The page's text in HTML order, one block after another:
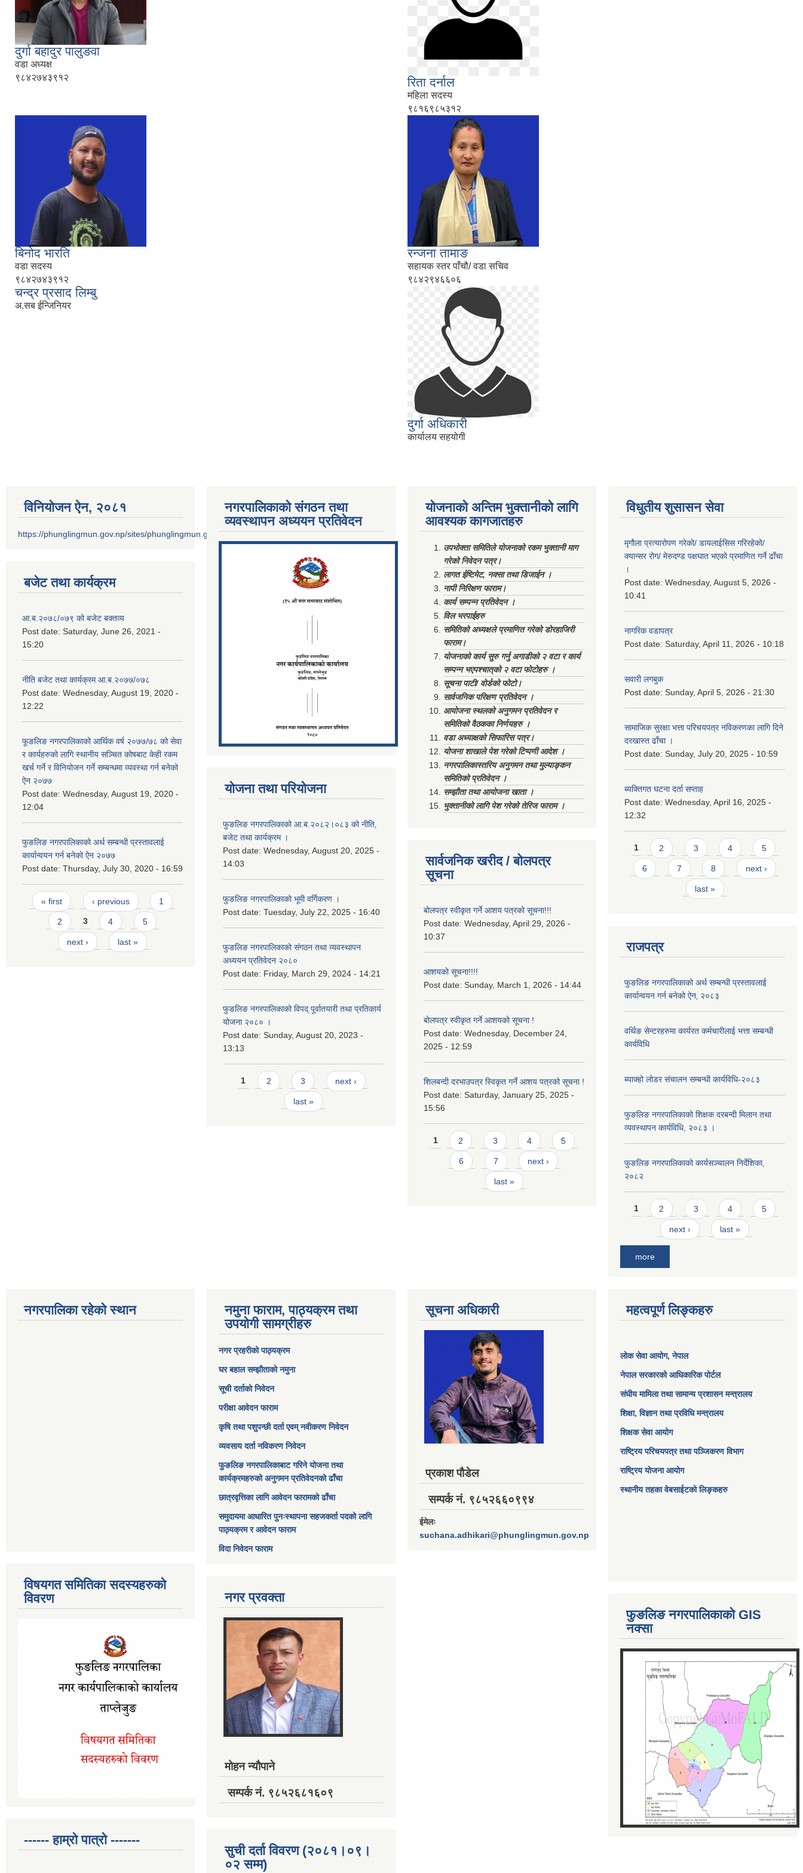
दुर्गा बहादुर पालुङवा
वडा अध्यक्ष
९८४२७४३९१२
रिता दर्नाल
महिला सदस्य
९८१६९८५३१२
बिनोद भारति
वडा सदस्य
९८४२७४३९१२
रन्जना तामाङ
सहायक स्तर पाँचौ/ वडा सचिव
९८४२९४६६०६
चन्द्र प्रसाद लिम्बु
अ.सब ईन्जिनियर
दुर्गा अधिकारी
कार्यालय सहयोगी
विनियोजन ऐन‚ २०८१
https://phunglingmun.gov.np/sites/phunglingmun.gov.np/files/documents/Al...
बजेट तथा कार्यक्रम
आ.ब.२०७८/०७९ को बजेट बक्तव्य
Post date: Saturday, June 26, 2021 -
15:20
नीति बजेट तथा कार्यक्रम आ.ब.२०७७/०७८
Post date: Wednesday, August 19, 2020 -
12:22
फूङलिङ नगरपालिकाको आर्थिक वर्ष २०७७/७८ को सेवा
र कार्यहरुको लागि स्थानीय सञ्चित कोषबाट केही रकम
खर्च गर्ने र विनियोजन गर्ने सम्बन्धमा व्यवस्था गर्न बनेको
ऐन २०७७
Post date: Wednesday, August 19, 2020 -
12:04
फुङलिङ नगरपालिकाको अर्थ सम्बन्धी प्रस्तावलाई
कार्यान्वयन गर्न बनेको ऐन २०७७
Post date: Thursday, July 30, 2020 - 16:59
Pages
« first ‹ previous 1
2 3 4 5
next › last »
नगरपालिकाको संगठन तथा
व्यवस्थापन अध्ययन प्रतिवेदन
योजना तथा परियोजना
फुङलिङ नगरपालिकाको आ.ब.२०८२।०८३ को नीति‚
बजेट तथा कार्यक्रम ।
Post date: Wednesday, August 20, 2025 -
14:03
फुङलिङ नगरपालिकाको भूमी वर्गिकरण ।
Post date: Tuesday, July 22, 2025 - 16:40
फुङलिङ नगरपालिकाको संगठन तथा व्यवस्थापन
अध्ययन प्रतिवेदन २०८०
Post date: Friday, March 29, 2024 - 14:21
फुङलिङ नगरपालिकाको विपद् पूर्वातयारी तथा प्रतिकार्य
योजना २०८० ।
Post date: Sunday, August 20, 2023 -
13:13
Pages
1 2 3 next ›
last »
योजनाको अन्तिम भुक्तानीको लागि
आवश्यक कागजातहरु
उपभोक्ता समितिले योजनाको रकम भुक्तानी माग
गरेको निवेदन पत्र।
लागत ईष्टिमेट, नक्सा तथा डिजाईन ।
नापी निरिक्षण फाराम।
कार्य सम्पन्न प्रतिवेदन ।
विल भरपाईहरु
समितिको अध्यक्षले प्रमाणित गरेको डोरहाजिरी
फाराम।
योजनाको कार्य सुरु गर्नु अगाडीको २ वटा र कार्य
सम्पन्न भएपश्चात्‌को २ वटा फोटोहरु ।
सूचना पाटी/ वोर्डको फोटो।
सार्वजनिक परिक्षण प्रतिवेदन ।
आयोजना स्थलको अनुगमन प्रतिवेदन र
समितिको वैठकका निर्णयहरु ।
वडा अध्याक्षको सिफारिस पत्र।
योजना शाखाले पेश गरेको टिप्पणी आदेश ।
नगरपालिकास्तरिय अनुगमन तथा मुल्याङ्कन
समितिको प्रतिवेदन ।
सम्झौता तथा आयोजना खाता ।
भुक्तानीको लागि पेश गरेको तेरिज फाराम ।
सार्वजनिक खरीद / बोलपत्र
सूचना
बोलपत्र स्वीकृत गर्ने आशय पत्रको सूचना!!!
Post date: Wednesday, April 29, 2026 -
10:37
आशयको सूचना!!!!
Post date: Sunday, March 1, 2026 - 14:44
बोलपत्र स्वीकृत गर्ने आशयको सूचना !
Post date: Wednesday, December 24,
2025 - 12:59
शिलबन्दी दरभाउपत्र स्विकृत गर्ने आशय पत्रको सूचना !
Post date: Saturday, January 25, 2025 -
15:56
Pages
1 2 3 4 5
6 7 next ›
last »
विधुतीय शुसासन सेवा
मृगौला प्रत्यारोपण गरेको/ डायलाईसिस गरिरहेको/
क्यान्सर रोग/ मेरुदण्ड पक्षघात भएको प्रमाणित गर्ने ढाँचा
।
Post date: Wednesday, August 5, 2026 -
10:41
नागरिक वडापत्र
Post date: Saturday, April 11, 2026 - 10:18
सवारी लगबुक
Post date: Sunday, April 5, 2026 - 21:30
सामाजिक सुरक्षा भत्ता परिचयपत्र नविकरणका लागि दिने
दरखास्त ढाँचा ।
Post date: Sunday, July 20, 2025 - 10:59
ब्यक्तिगत घटना दर्ता सप्ताह
Post date: Wednesday, April 16, 2025 -
12:32
Pages
1 2 3 4 5
6 7 8 next ›
last »
राजपत्र
फुङलिङ नगरपालिकाको अर्थ सम्बन्धी प्रस्तावलाई
कार्यान्वयन गर्न बनेको ऐन‚ २०८३
वर्थिङ सेन्टरहरुमा कार्यरत कर्मचारीलाई भत्ता सम्बन्धी
कार्यविधि
ब्याक्हो लोडर संचालन सम्बन्धी कार्यविधि-२०८३
फुङलिङ नगरपालिकाको शिक्षक दरबन्दी मिलान तथा
व्यवस्थापन कार्यविधि, २०८३ ।
फुङलिङ नगरपालिकाको कार्यसञ्चालन निर्देशिका‚
२०८२
Pages
1 2 3 4 5
next › last »
more
नगरपालिका रहेको स्थान
विषयगत समितिका सदस्यहरुको
विवरण
------ हाम्रो पात्रो -------
नमुना फाराम, पाठ्यक्रम तथा
उपयोगी सामग्रीहरु
नगर प्रहरीको पाठ्यक्रम
घर बहाल सम्झौताको नमुना
सूची दर्ताको निवेदन
परीक्षा आवेदन फाराम
कृषि तथा पशुपन्छी दर्ता एवम् नवीकरण निवेदन
व्यवसाय दर्ता नविकरण निवेदन
फुङलिङ नगरपालिकाबाट गरिने योजना तथा
कार्यक्रमहरुको अनुगमन प्रतिवेदनको ढाँचा
छात्रवृत्तिका लागि आवेदन फारामको ढाँचा
समुदायमा आधारित पुनःस्थापना सहजकर्ता पदको लागि
पाठ्यक्रम र आवेदन फाराम
विदा निवेदन फाराम
नगर प्रवक्ता
मोहन न्यौपाने
सम्पर्क नं. ९८५२६८१६०९
सुची दर्ता विवरण (२०८१।०९।
०२ सम्म)
सूचना अधिकारी
प्रकाश पौडेल
सम्पर्क नं. ९८५२६६०९९४
ईमेलः
suchana.adhikari@phunglingmun.gov.np
महत्वपूर्ण लिङ्कहरु
लोक सेवा आयोग, नेपाल
नेपाल सरकारको आधिकारिक पोर्टल
संघीय मामिला तथा सामान्य प्रशासन मन्त्रालय
शिक्षा, विज्ञान तथा प्रविधि मन्त्रालय
शिक्षक सेवा आयोग
राष्ट्रिय परिचयपत्र तथा पञ्जिकरण विभाग
राष्ट्रिय योजना आयोग
स्थानीय तहका वेबसाईटको लिङ्कहरु
फुङलिङ नगरपालिकाको GIS
नक्सा